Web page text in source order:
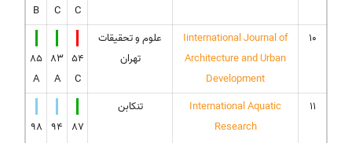
C
C
B
10
Iinternational Journal of
Architecture and Urban
Development
علوم و تحقیقات
تهران
54
C
83
A
85
A
11
International Aquatic
Research
تنکابن
87
94
98